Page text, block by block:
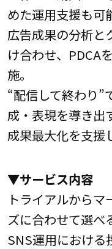
めた運用支援も可
広告成果の分析と
け合わせ、PDCA
施。
“配信して終わり”
成・表現を導き出
成果最大化を支援
▼サービス内容
トライアルから
ズに合わせて選べ
SNS運用における